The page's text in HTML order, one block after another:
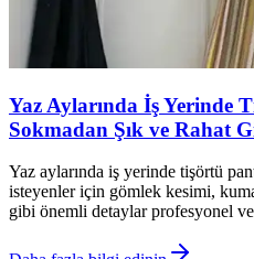
Yaz Aylarında İş Yerinde
Sokmadan Şık ve Rahat
Yaz aylarında iş yerinde tişörtü
isteyenler için gömlek kesimi,
gibi önemli detaylar profesyonel